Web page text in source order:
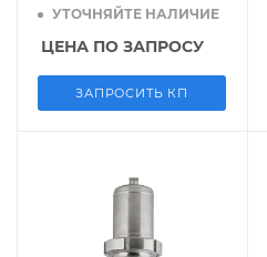
УТОЧНЯЙТЕ НАЛИЧИЕ
ЦЕНА ПО ЗАПРОСУ
ЗАПРОСИТЬ КП